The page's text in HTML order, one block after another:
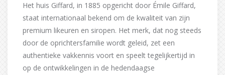
Het huis Giffard, in 1885 opgericht door Émile Giffard,
staat internationaal bekend om de kwaliteit van zijn
premium likeuren en siropen. Het merk, dat nog steeds
door de oprichtersfamilie wordt geleid, zet een
authentieke vakkennis voort en speelt tegelijkertijd in
op de ontwikkelingen in de hedendaagse